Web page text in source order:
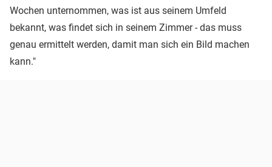
Wochen unternommen, was ist aus seinem Umfeld
bekannt, was findet sich in seinem Zimmer - das muss
genau ermittelt werden, damit man sich ein Bild machen
kann."